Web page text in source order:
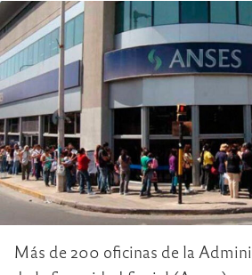
Más de 200 oficinas de la